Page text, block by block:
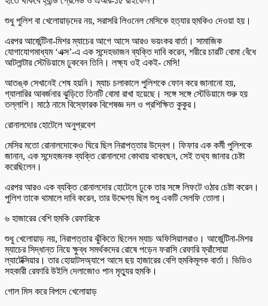
শুধু পুলিশ বা খেলোয়াড়দের নয়, সরাসরি লিওনেল মেসিকে হত্যার হুমকিও দেওয়া হয়।
এরপর আর্জেন্টিনা-মিশর ম্যাচের আগে আসে আরও ভয়ংকর বার্তা। সামাজিক
যোগাযোগমাধ্যম ‘এক্স’-এ এক সন্দেহভাজন ব্যক্তি দাবি করেন, শরীরে চারটি বোমা বেঁধে
আটলান্টার স্টেডিয়ামে ঢুকবেন তিনি। লক্ষ্য ওই একই- মেসি!
আতঙ্ক সেখানেই শেষ হয়নি। ম্যাচ চলাকালে পুলিশকে ফোন করে জানানো হয়,
গ্যালারির আবর্জনার ঝুড়িতে তিনটি বোমা রাখা হয়েছে। সঙ্গে সঙ্গে স্টেডিয়ামে শুরু হয়
তল্লাশি। মাঠে নামে বিস্ফোরক বিশেষজ্ঞ দল ও প্রশিক্ষিত কুকুর।
রোনালদোর হোটেলে অনুপ্রবেশ
মেসির মতো রোনালদোকেও ঘিরে ছিল নিরাপত্তার উদ্বেগ। ফিফার এক কর্মী পুলিশকে
জানান, এক সন্দেহজনক ব্যক্তি রোনালদো কোথায় থাকছেন, সেই তথ্য জানার চেষ্টা
করেছিলেন।
এরপর আরও এক ব্যক্তি রোনালদোর হোটেলে ঢুকে তার সঙ্গে লিফটে ওঠার চেষ্টা করেন।
পুলিশ তাকে থামালে দাবি করেন, তার উদ্দেশ্য ছিল শুধু একটি সেলফি তোলা।
৬ হাজারের বেশি হুমকি রেফারিকে
শুধু খেলোয়াড় নয়, নিরাপত্তার ঝুঁকিতে ছিলেন ম্যাচ অফিসিয়ালরাও। আর্জেন্টিনা-মিশর
ম্যাচের সিদ্ধান্ত নিয়ে ক্ষুব্ধ সমর্থকদের রোষে পড়েন ফরাসি রেফারি ফ্রাঁসোয়া
ল্যাটেক্সিয়ার। তার হোয়াটসঅ্যাপে আসে ছয় হাজারের বেশি হুমকিমূলক বার্তা। ভিডিও
সহকারী রেফারি উইলি দেলাজোও পান মৃত্যুর হুমকি।
গোল মিস করে বিপদে খেলোয়াড়